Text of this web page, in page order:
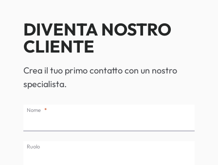
DIVENTA NOSTRO
CLIENTE
Crea il tuo primo contatto con un nostro
specialista.
Nome
Ruolo